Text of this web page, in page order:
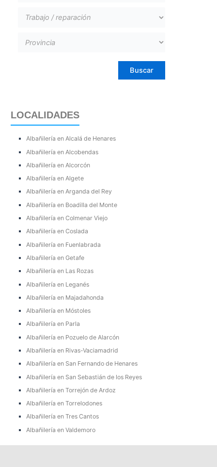
LOCALIDADES
Albañilería en Alcalá de Henares
Albañilería en Alcobendas
Albañilería en Alcorcón
Albañilería en Algete
Albañilería en Arganda del Rey
Albañilería en Boadilla del Monte
Albañilería en Colmenar Viejo
Albañilería en Coslada
Albañilería en Fuenlabrada
Albañilería en Getafe
Albañilería en Las Rozas
Albañilería en Leganés
Albañilería en Majadahonda
Albañilería en Móstoles
Albañilería en Parla
Albañilería en Pozuelo de Alarcón
Albañilería en Rivas-Vaciamadrid
Albañilería en San Fernando de Henares
Albañilería en San Sebastián de los Reyes
Albañilería en Torrejón de Ardoz
Albañilería en Torrelodones
Albañilería en Tres Cantos
Albañilería en Valdemoro